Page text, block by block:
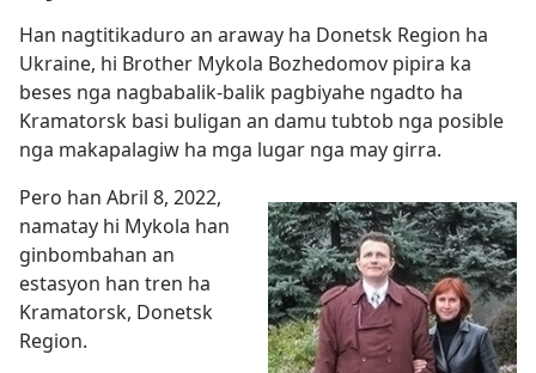
Han nagtitikaduro an araway ha Donetsk Region ha
Ukraine, hi Brother Mykola Bozhedomov pipira ka
beses nga nagbabalik-balik pagbiyahe ngadto ha
Kramatorsk basi buligan an damu tubtob nga posible
nga makapalagiw ha mga lugar nga may girra.
Pero han Abril 8, 2022,
namatay hi Mykola han
ginbombahan an
estasyon han tren ha
Kramatorsk, Donetsk
Region.